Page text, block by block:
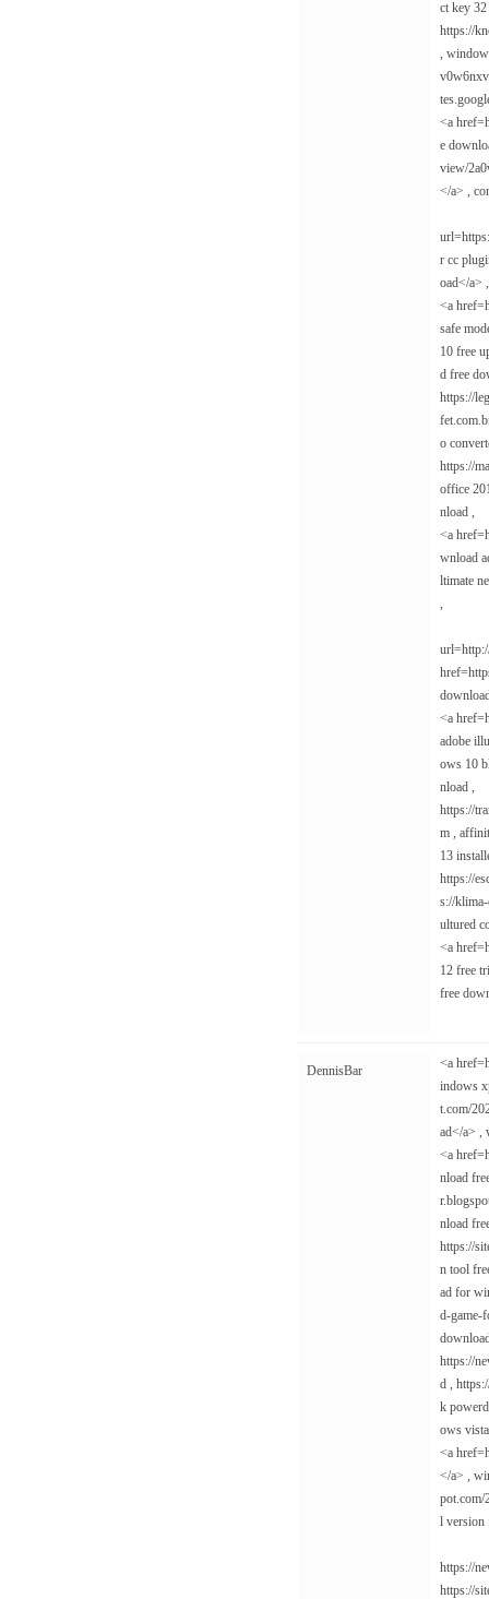
ct key
https://
,
<a
e
view/
</a> ,
r cc
oad</a>
<a
safe
10 free
d free
https://
o
https://
office
nload ,
<a
wnload
ltimate
,
<a
adobe
ows 10
nload ,
https://
m ,
13
https://
s://
ultured
<a
12 free
free
DennisBar
<a
indows
t.com/
ad</a> ,
<a
nload
nload
https://
n tool
ad for
d-game-
https://
d ,
k
ows
<a
</a> ,
pot.com/
l version
https://
https://